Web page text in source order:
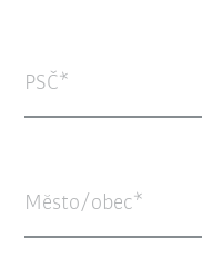
PSČ
Město/obec